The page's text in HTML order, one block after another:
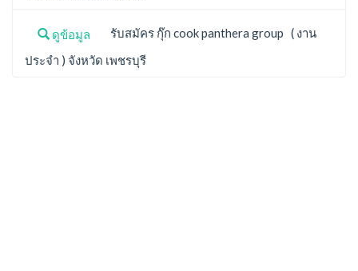
ดูข้อมูล
รับสมัคร กุ๊ก cook panthera group ( งาน
ประจำ ) จังหวัด เพชรบุรี